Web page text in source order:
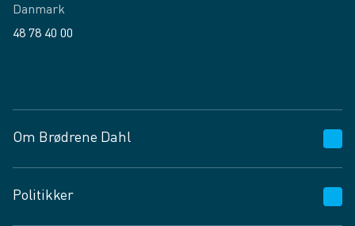
Danmark
48 78 40 00
Om Brødrene Dahl
Vagttelefon 30 10 89 89
Politikker